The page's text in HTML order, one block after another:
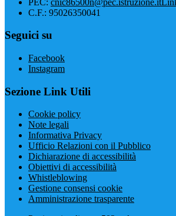
C.F.: 95026350041
Seguici su
Facebook
Instagram
Sezione Link Utili
Cookie policy
Note legali
Informativa Privacy
Ufficio Relazioni con il Pubblico
Dichiarazione di accessibilità
Obiettivi di accessibilità
Whistleblowing
Gestione consensi cookie
Amministrazione trasparente